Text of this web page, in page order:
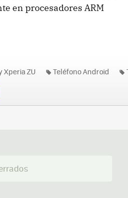
en procesadores ARM
Xperia ZU Teléfono Android